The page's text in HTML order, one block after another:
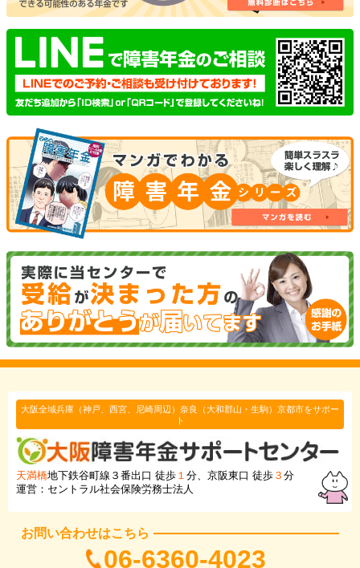
大阪全域兵庫（神戸、西宮、尼崎周辺）奈良（大和郡山・生駒）京都市をサポー
ト
天満橋地下鉄谷町線３番出口 徒歩 １ 分、京阪東口 徒歩 ３ 分
運営：セントラル社会保険労務士法人
お問い合わせはこちら
06-6360-4023